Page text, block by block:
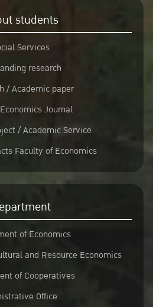
students
Services
research
/ Academic paper
Journal
/ Academic Service
Faculty of Economics
of Economics
and Resource Economics
of Cooperatives
Office